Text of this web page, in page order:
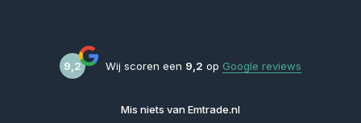
9,2 Wij scoren een 9,2 op Google reviews
Mis niets van Emtrade.nl